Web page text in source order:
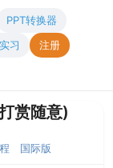
PPT转换器
习
注册
赏随意)
国际版